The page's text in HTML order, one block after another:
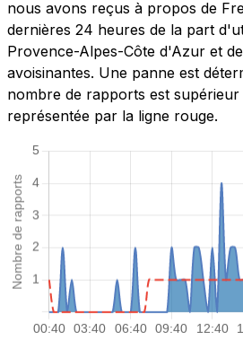
nous avons reçus à propos de
dernières 24 heures de la part
Provence-Alpes-Côte d'Azur et
avoisinantes. Une panne est
nombre de rapports est supérieur
représentée par la ligne rouge.